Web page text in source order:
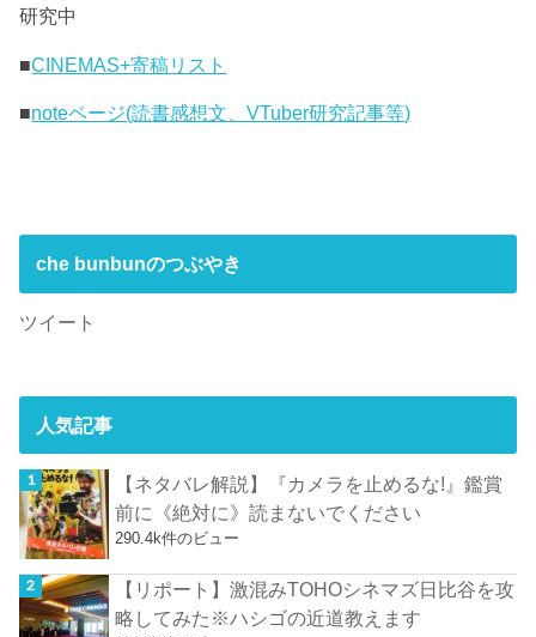
研究中
■CINEMAS+寄稿リスト
■noteページ(読書感想文、VTuber研究記事等)
che bunbunのつぶやき
ツイート
人気記事
【ネタバレ解説】『カメラを止めるな!』鑑賞
前に《絶対に》読まないでください
290.4k件のビュー
【リポート】激混みTOHOシネマズ日比谷を攻
略してみた※ハシゴの近道教えます